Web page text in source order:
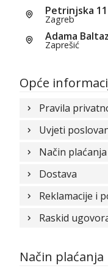
Petrinjska 11
Zagreb
Adama
Zaprešić
Opće
Pravila
Uvjeti
Način plaćanja
Dostava
Reklamacije i
Raskid
Način plaćanja